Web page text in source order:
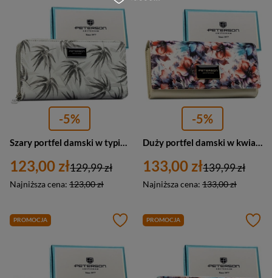
-5%
Szary portfel damski w typie piórnika w roślinny wzór, wykonany ze skóry naturalnej i ekologicznej - Peterson
123,00 zł
Najniższa cena: 123,00 zł
129,99 zł
-5%
Duży portfel damski w kwiaty wykonany ze skóry naturalnej i ekologicznej z systemem RFID - Peterson
133,00 zł
Najniższa cena: 133,00 zł
139,99 zł
PROMOCJA PROMOCJA